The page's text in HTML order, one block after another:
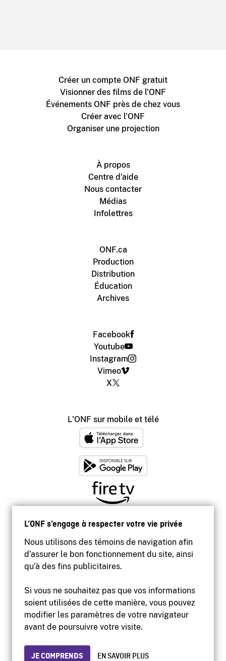
L’ONF s’engage à respecter votre vie privée
Nous utilisons des témoins de navigation afin
d’assurer le bon fonctionnement du site, ainsi
qu’à des fins publicitaires.
Si vous ne souhaitez pas que vos informations
soient utilisées de cette manière, vous pouvez
modifier les paramètres de votre navigateur
avant de poursuivre votre visite.
JE COMPRENDS EN SAVOIR PLUS
Créer un compte ONF gratuit
Visionner des films de l'ONF
Événements ONF près de chez vous
Créer avec l'ONF
Organiser une projection
À propos
Centre d'aide
Nous contacter
Médias
Infolettres
ONF.ca
Production
Distribution
Éducation
Archives
Facebook
Youtube
Instagram
Vimeo
X
L'ONF sur mobile et télé
Accessibilité
Site institutionnel
Protection des renseignements personnels